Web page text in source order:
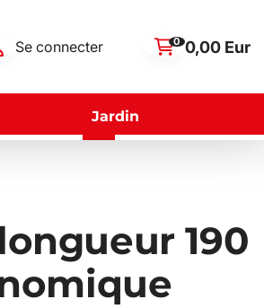
Se connecter 0 0,00 Eur
Jardin
190